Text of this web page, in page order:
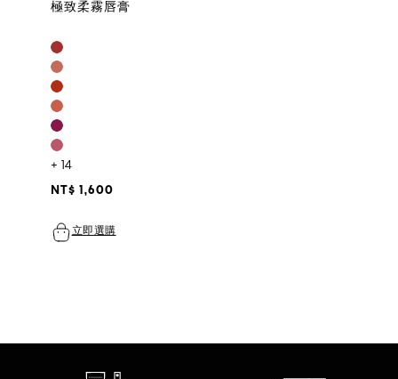
極致柔霧唇膏
+ 14
NT$ 1,600
立即選購